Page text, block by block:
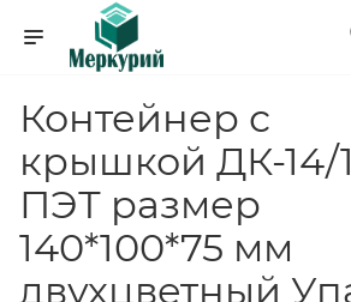
Контейнер с
крышкой ДК-14/
ПЭТ размер
140*100*75 мм
двухцветный